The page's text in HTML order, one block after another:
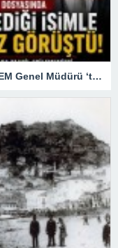
Fıstık vurgununda sıcak gelişme: TİGEM Genel Müdürü ‘tanımıyorum’ dediği firari patronla 4 kez görüşmüş